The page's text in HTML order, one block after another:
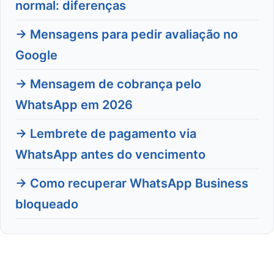
normal: diferenças
→ Mensagens para pedir avaliação no
Google
→ Mensagem de cobrança pelo
WhatsApp em 2026
→ Lembrete de pagamento via
WhatsApp antes do vencimento
→ Como recuperar WhatsApp Business
bloqueado